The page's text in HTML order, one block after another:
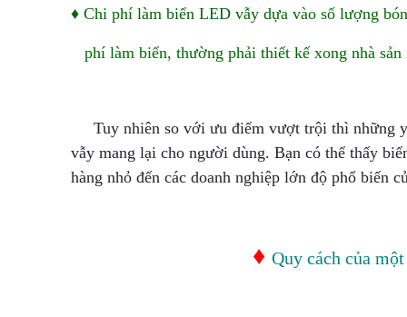
♦ Chi phí làm biển LED vẫy dựa vào số lượng
phí làm biển, thường phải thiết kế xong nhà
Tuy nhiên so với ưu điểm vượt trội thì những
vẫy mang lại cho người dùng. Bạn có thể thấy
hàng nhỏ đến các doanh nghiệp lớn độ phổ biến
♦ Quy cách của